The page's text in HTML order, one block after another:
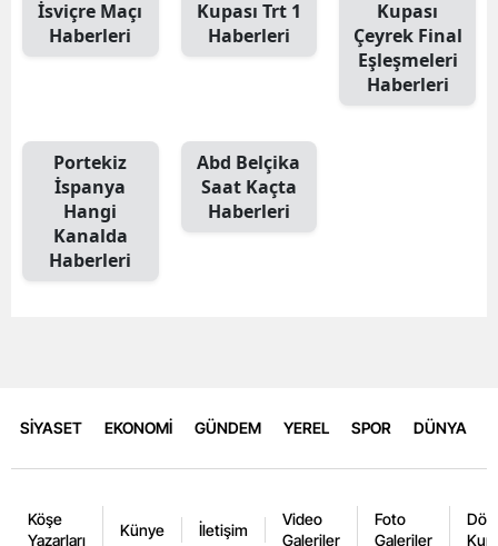
İsviçre Maçı
Haberleri
Kupası Trt 1
Haberleri
Kupası
Çeyrek Final
Eşleşmeleri
Haberleri
Portekiz
İspanya
Hangi
Kanalda
Haberleri
Abd Belçika
Saat Kaçta
Haberleri
SİYASET EKONOMİ GÜNDEM YEREL SPOR DÜNYA
Köşe
Yazarları
Künye İletişim
Video
Galeriler
Foto
Galeriler